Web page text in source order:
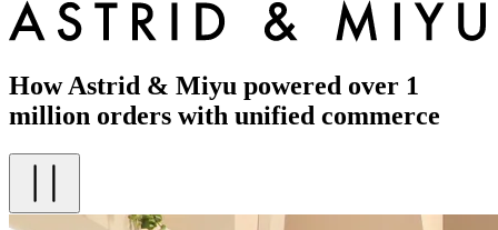
How Astrid & Miyu powered over 1
million orders with unified commerce